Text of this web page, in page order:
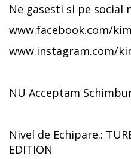
Ne gasesti si pe social
www.facebook.com/
www.instagram.com/
NU Acceptam
Nivel de Echipare.:
EDITION